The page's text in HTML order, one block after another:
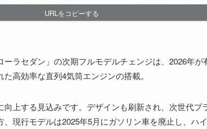
URLをコピーする
ーラセダン」の次期フルモデルチェンジは、2026年が
高効率な直列4気筒エンジンの搭載。
上する見込みです。デザインも刷新され、次世代プ
現行モデルは2025年5月にガソリン車を廃止し、ハ